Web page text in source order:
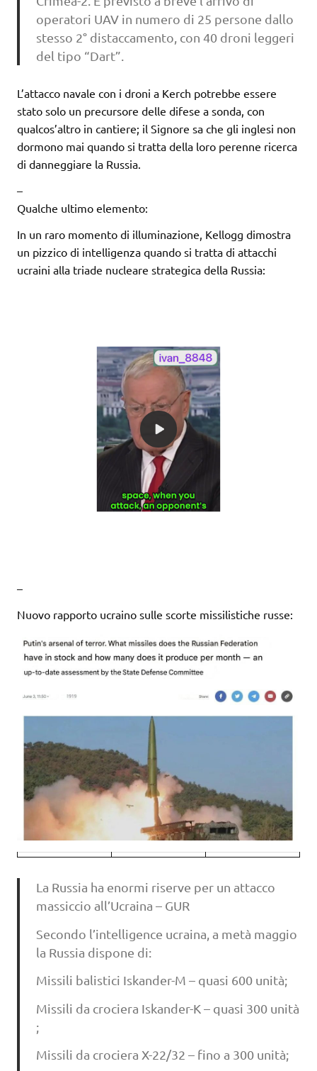
operatori UAV in numero di 25 persone dallo
stesso 2° distaccamento, con 40 droni leggeri
del tipo “Dart”.
L’attacco navale con i droni a Kerch potrebbe essere
stato solo un precursore delle difese a sonda, con
qualcos’altro in cantiere; il Signore sa che gli inglesi non
dormono mai quando si tratta della loro perenne ricerca
di danneggiare la Russia.
–
Qualche ultimo elemento:
In un raro momento di illuminazione, Kellogg dimostra
un pizzico di intelligenza quando si tratta di attacchi
ucraini alla triade nucleare strategica della Russia:
–
Nuovo rapporto ucraino sulle scorte missilistiche russe:
La Russia ha enormi riserve per un attacco
massiccio all’Ucraina – GUR
Secondo l’intelligence ucraina, a metà maggio
la Russia dispone di:
Missili balistici Iskander-M – quasi 600 unità;
Missili da crociera Iskander-K – quasi 300 unità
;
Missili da crociera X-22/32 – fino a 300 unità;